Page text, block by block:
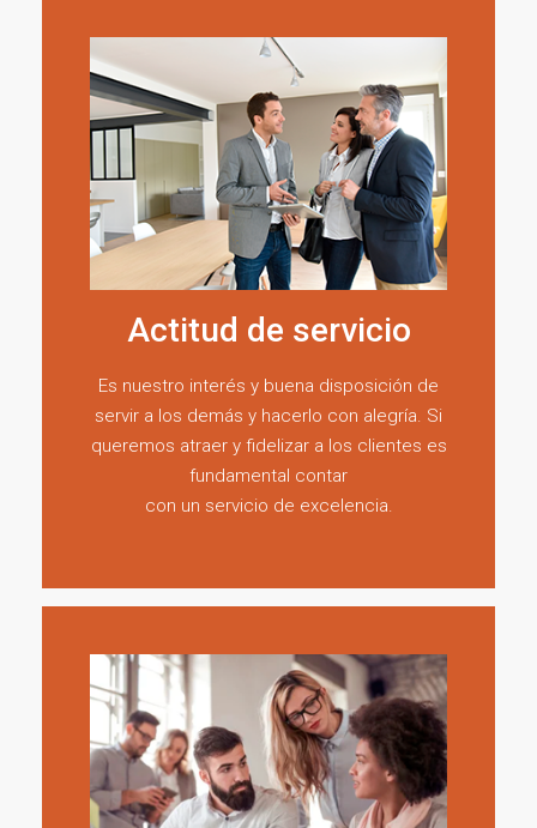
Actitud de servicio
Es nuestro interés y buena disposición de
servir a los demás y hacerlo con alegría. Si
queremos atraer y fidelizar a los clientes es
fundamental contar
con un servicio de excelencia.